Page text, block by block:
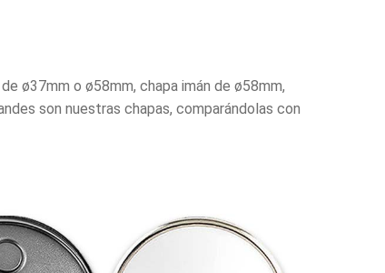
ø37mm o ø58mm, chapa imán de ø58mm,
son nuestras chapas, comparándolas con